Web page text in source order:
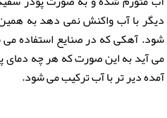
دیگر با آب واکنش نمی دهد به
شود. آهکی که در صنایع استفاده
می آید به این صورت که هر چه
آمده دیر تر با آب ترکیب می شود.